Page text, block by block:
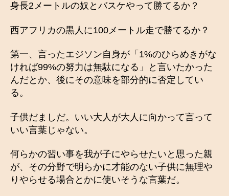
身長2メートルの奴とバスケやって勝てるか？
西アフリカの黒人に100メートル走で勝てるか？
第一、言ったエジソン自身が「1%のひらめきがな
ければ99%の努力は無駄になる」と言いたかった
んだとか、後にその意味を部分的に否定してい
る。
子供だましだ。いい大人が大人に向かって言って
いい言葉じゃない。
何らかの習い事を我が子にやらせたいと思った親
が、その分野で明らかに才能のない子供に無理や
りやらせる場合とかに使いそうな言葉だ。